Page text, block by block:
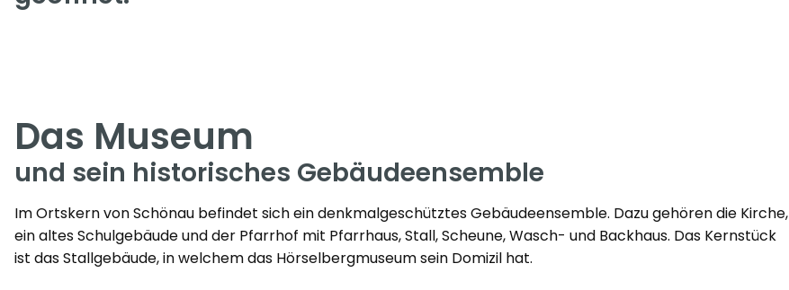
Das Museum
und sein historisches Gebäudeensemble
Im Ortskern von Schönau befindet sich ein denkmalgeschütztes Gebäudeensemble. Dazu gehören die Kirche,
ein altes Schulgebäude und der Pfarrhof mit Pfarrhaus, Stall, Scheune, Wasch- und Backhaus. Das Kernstück
ist das Stallgebäude, in welchem das Hörselbergmuseum sein Domizil hat.